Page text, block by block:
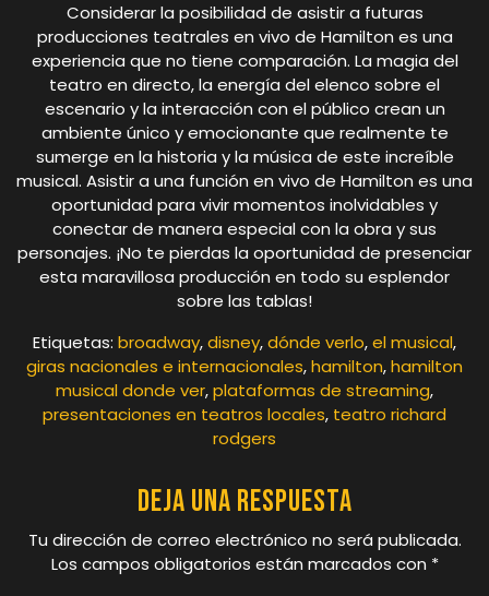
Considerar la posibilidad de asistir a futuras
producciones teatrales en vivo de Hamilton es una
experiencia que no tiene comparación. La magia del
teatro en directo, la energía del elenco sobre el
escenario y la interacción con el público crean un
ambiente único y emocionante que realmente te
sumerge en la historia y la música de este increíble
musical. Asistir a una función en vivo de Hamilton es una
oportunidad para vivir momentos inolvidables y
conectar de manera especial con la obra y sus
personajes. ¡No te pierdas la oportunidad de presenciar
esta maravillosa producción en todo su esplendor
sobre las tablas!
Etiquetas: broadway,disney,dónde verlo,el musical,
giras nacionales e internacionales,hamilton,hamilton
musical donde ver,plataformas de streaming,
presentaciones en teatros locales, teatro richard
rodgers
Deja una respuesta
Tu dirección de correo electrónico no será publicada.
Los campos obligatorios están marcados con *